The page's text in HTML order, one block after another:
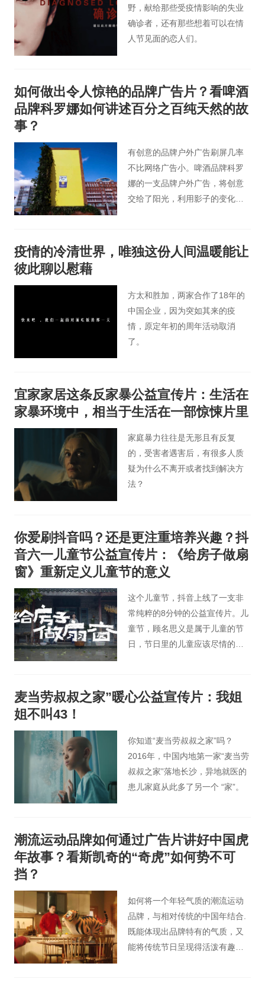
野，献给那些受疫情影响的失业
确诊者，还有那些想着可以在情
人节见面的恋人们。
如何做出令人惊艳的品牌广告片？看啤酒
品牌科罗娜如何讲述百分之百纯天然的故
事？
有创意的品牌户外广告刷屏几率
不比网络广告小。啤酒品牌科罗
娜的一支品牌户外广告，将创意
交给了阳光，利用影子的变化展
疫情的冷清世界，唯独这份人间温暖能让
彼此聊以慰藉
方太和胜加，两家合作了18年的
中国企业，因为突如其来的疫
情，原定年初的周年活动取消
了。
宜家家居这条反家暴公益宣传片：生活在
家暴环境中，相当于生活在一部惊悚片里
家庭暴力往往是无形且有反复
的，受害者遇害后，有很多人质
疑为什么不离开或者找到解决方
法？
你爱刷抖音吗？还是更注重培养兴趣？抖
音六一儿童节公益宣传片：《给房子做扇
窗》重新定义儿童节的意义
这个儿童节，抖音上线了一支非
常纯粹的8分钟的公益宣传片。儿
童节，顾名思义是属于儿童的节
日，节日里的儿童应该尽情的玩
麦当劳叔叔之家”暖心公益宣传片：我姐
姐不叫43！
你知道“麦当劳叔叔之家”吗？
2016年，中国内地第一家“麦当劳
叔叔之家”落地长沙，异地就医的
患儿家庭从此多了另一个 “家”。
潮流运动品牌如何通过广告片讲好中国虎
年故事？看斯凯奇的“奇虎”如何势不可
挡？
如何将一个年轻气质的潮流运动
品牌，与相对传统的中国年结合.
既能体现出品牌特有的气质，又
能将传统节日呈现得活泼有趣是